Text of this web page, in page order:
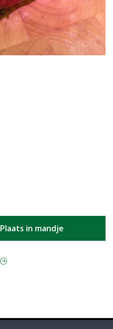
Plaats in mandje